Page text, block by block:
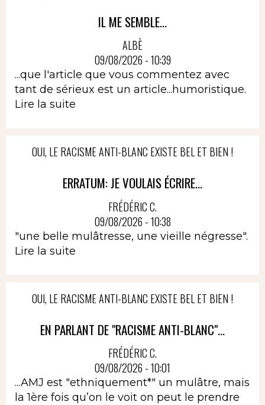
IL ME SEMBLE...
ALBÈ
09/08/2026 - 10:39
...que l'article que vous commentez avec
tant de sérieux est un article...humoristique.
Lire la suite
OUI, LE RACISME ANTI-BLANC EXISTE BEL ET BIEN !
ERRATUM: JE VOULAIS ÉCRIRE...
FRÉDÉRIC C.
09/08/2026 - 10:38
"une belle mulâtresse, une vieille négresse".
Lire la suite
OUI, LE RACISME ANTI-BLANC EXISTE BEL ET BIEN !
EN PARLANT DE "RACISME ANTI-BLANC"...
FRÉDÉRIC C.
09/08/2026 - 10:01
...AMJ est "ethniquement*" un mulâtre, mais
la 1ère fois qu’on le voit on peut le prendre